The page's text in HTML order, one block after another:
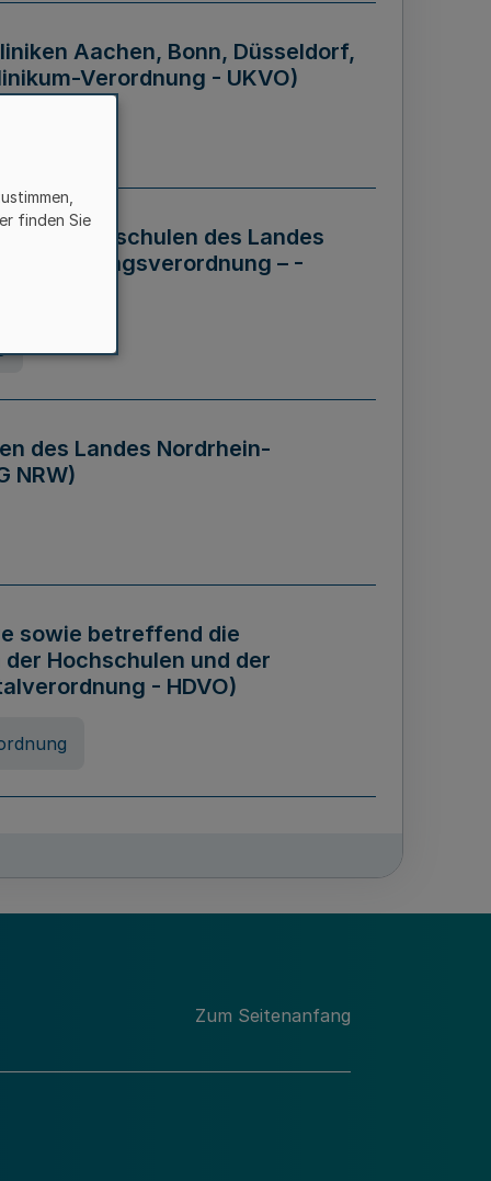
Aachen, Bonn, Düsseldorf,
Verordnung - UKVO)
der Hochschulen des Landes
– -
des Landes Nordrhein-
NRW)
sowie betreffend die
Hochschulen und der
- HDVO)
des Landes Nordrhein-
Zum Seitenanfang
finden Sie